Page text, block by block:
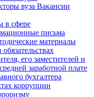
вуза Вакансии
в сфере
письма
материалы
его заместителей и
заработной плате
бухгалтера
коррупции